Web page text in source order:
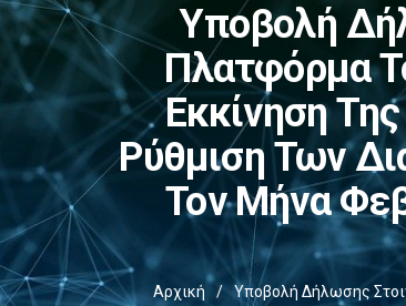
Υποβολή
Πλατφόρμα
Εκκίνηση
Ρύθμιση Των
Τον Μήνα
Αρχική /
Υποβολή Δήλωσης